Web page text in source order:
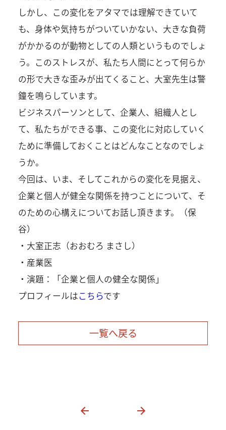
しかし、この変化をアタマでは理解できていて
も、身体や気持ちがついていかない、大きな負荷
がかかるのが動物としての人類というものでしょ
う。このストレスが、私たち人間にとって何らか
の形で大きな歪みが出てくること、大室先生は警
鐘を鳴らしています。
ビジネスパーソンとして、企業人、組織人とし
て、私たちができる事、この変化に対応していく
ために準備しておくことはどんなことなのでしょ
うか。
今回は、いま、そしてこれからの変化を見据え、
企業と個人が健全な関係を持つことについて、そ
のための心構えについてお話し頂きます。（保
谷）
・大室正志（おおむろ まさし）
・産業医
・演題：「企業と個人の健全な関係」
プロフィールはこちらです
一覧へ戻る